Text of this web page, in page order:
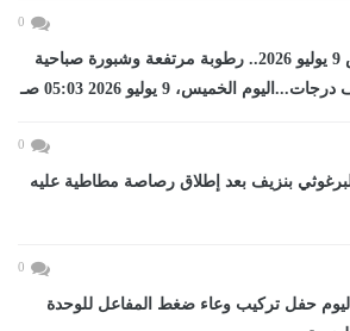
0
طقس الخميس 9 يوليو 2026.. رطوبة مرتفعة وشبورة صباحية
الخميس، 9 يوليو 2026 05:03 صـ
0
بنزيف بعد إطلاق رصاصة مطاطية عليه
0
حفل تركيب وعاء ضغط المفاعل للوحدة